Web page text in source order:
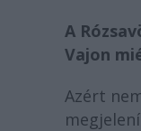
A
Vajon
Azért